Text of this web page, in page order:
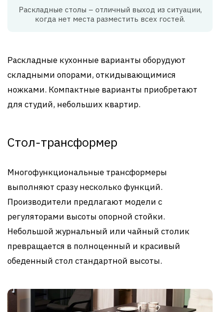
Раскладные столы – отличный выход из ситуации,
когда нет места разместить всех гостей.
Раскладные кухонные варианты оборудуют
складными опорами, откидывающимися
ножками. Компактные варианты приобретают
для студий, небольших квартир.
Стол-трансформер
Многофункциональные трансформеры
выполняют сразу несколько функций.
Производители предлагают модели с
регуляторами высоты опорной стойки.
Небольшой журнальный или чайный столик
превращается в полноценный и красивый
обеденный стол стандартной высоты.